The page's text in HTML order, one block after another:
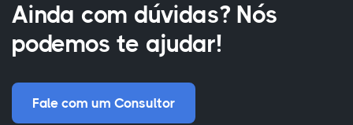
Ainda com dúvidas? Nós
podemos te ajudar!
Fale com um Consultor